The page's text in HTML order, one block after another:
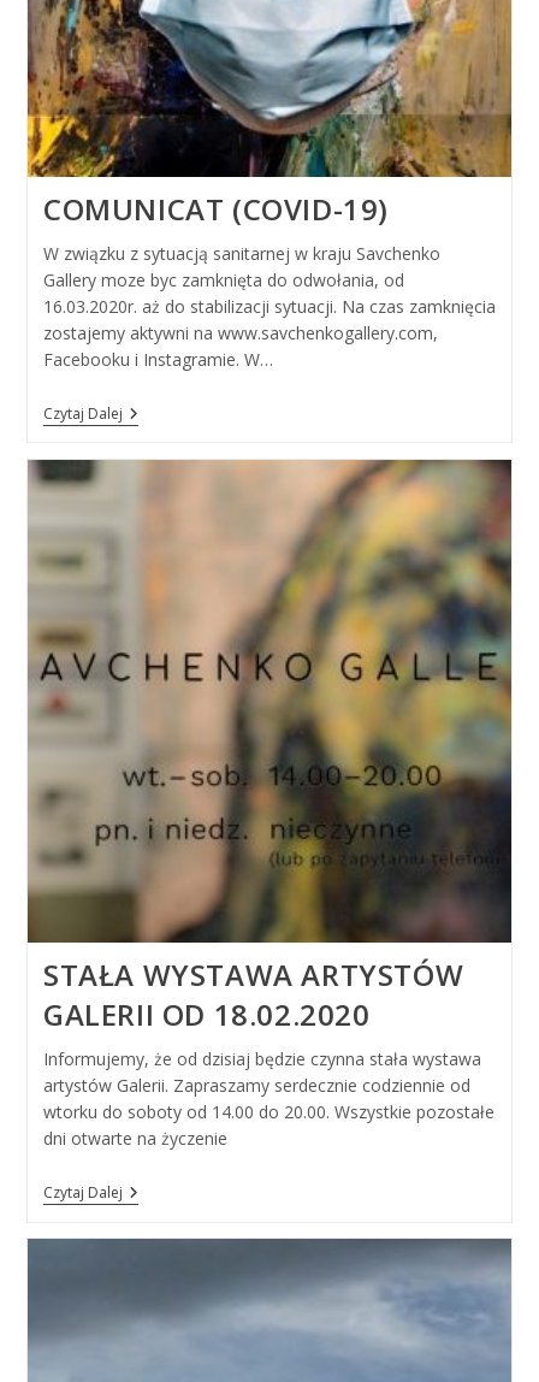
COMUNICAT (COVID-19)
W związku z sytuacją sanitarnej w kraju Savchenko
Gallery moze byc zamknięta do odwołania, od
16.03.2020r. aż do stabilizacji sytuacji. Na czas zamknięcia
zostajemy aktywni na www.savchenkogallery.com,
Facebooku i Instagramie. W…
Czytaj DalejComunicat
(Covid-
STAŁA WYSTAWA ARTYSTÓW
GALERII OD 18.02.2020
Informujemy, że od dzisiaj będzie czynna stała wystawa
artystów Galerii. Zapraszamy serdecznie codziennie od
wtorku do soboty od 14.00 do 20.00. Wszystkie pozostałe
dni otwarte na życzenie
Czytaj DalejStała
Wystawa